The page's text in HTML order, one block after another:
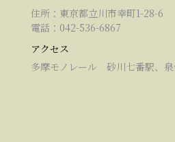
住所：東京都立川市幸町1-28-6
電話：042-536-6867
アクセス
多摩モノレール 砂川七番駅、